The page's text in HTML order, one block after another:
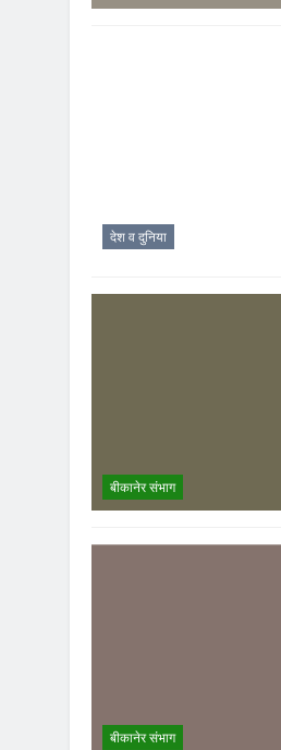
देश व दुनिया
बीकानेर संभाग
बीकानेर संभाग